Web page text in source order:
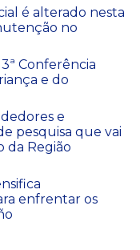
é alterado nesta
no
Conferência
e do
e
pesquisa que vai
da Região
enfrentar os